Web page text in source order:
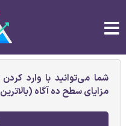
شما می‌توانید با وارد
مزایای سطح ده آگاه